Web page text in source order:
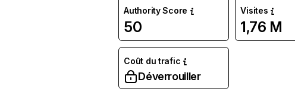
Authority Score
50
Visites
1,76 M
Coût du trafic
Déverrouiller